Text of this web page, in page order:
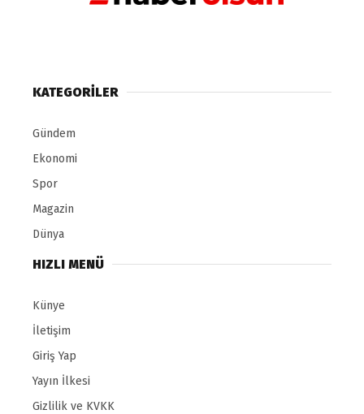
KATEGORILER
Gündem
Ekonomi
Spor
Magazin
Dünya
HIZLI MENÜ
Künye
İletişim
Giriş Yap
Yayın İlkesi
Gizlilik ve KVKK